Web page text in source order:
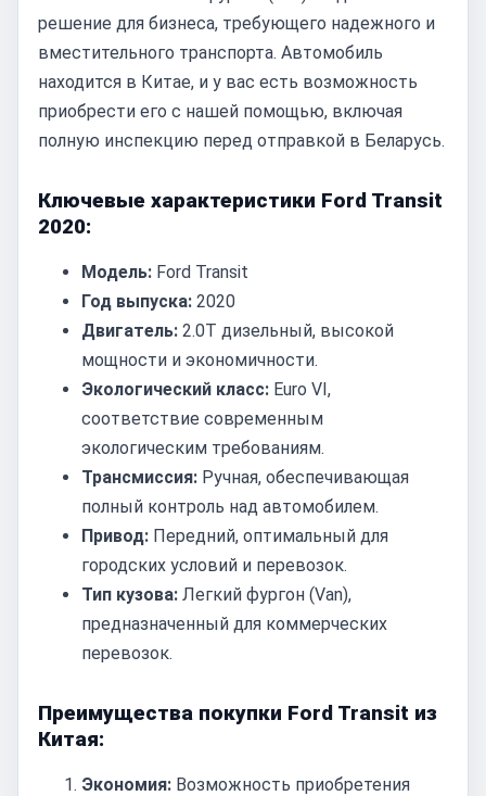
решение для бизнеса, требующего надежного и
вместительного транспорта. Автомобиль
находится в Китае, и у вас есть возможность
приобрести его с нашей помощью, включая
полную инспекцию перед отправкой в Беларусь.
Ключевые характеристики Ford Transit
2020:
Модель: Ford Transit
Год выпуска: 2020
Двигатель: 2.0T дизельный, высокой
мощности и экономичности.
Экологический класс: Euro VI,
соответствие современным
экологическим требованиям.
Трансмиссия: Ручная, обеспечивающая
полный контроль над автомобилем.
Привод: Передний, оптимальный для
городских условий и перевозок.
Тип кузова: Легкий фургон (Van),
предназначенный для коммерческих
перевозок.
Преимущества покупки Ford Transit из
Китая:
Экономия: Возможность приобретения